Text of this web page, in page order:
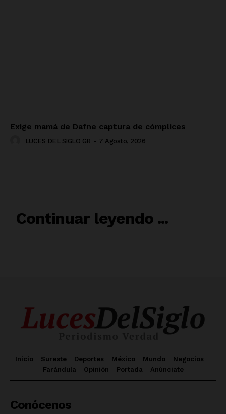
Exige mamá de Dafne captura de cómplices
LUCES DEL SIGLO GR - 7 Agosto, 2026
Continuar leyendo ...
RELACIONADO
Inicio Sureste Deportes México Mundo
Negocios
Farándula
Opinión Portada Anúnciate
Conócenos